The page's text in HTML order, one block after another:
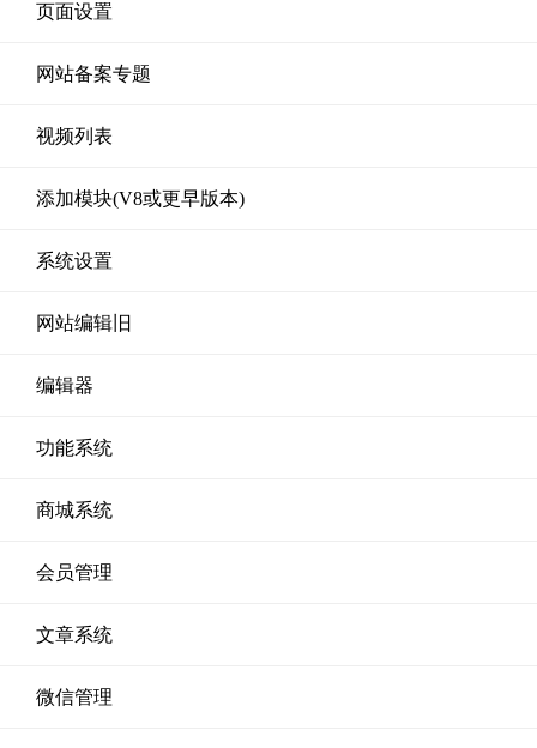
页面设置
网站备案专题
视频列表
添加模块(V8或更早版本)
系统设置
网站编辑旧
编辑器
功能系统
商城系统
会员管理
文章系统
微信管理